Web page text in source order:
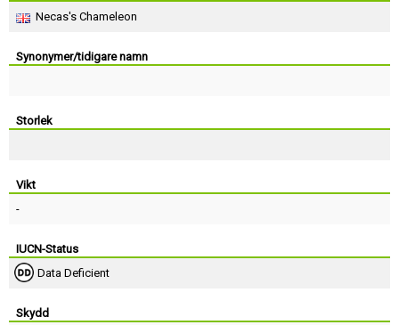
Necas's Chameleon
Synonymer/tidigare namn
Storlek
Vikt
-
IUCN-Status
Data Deficient
Skydd